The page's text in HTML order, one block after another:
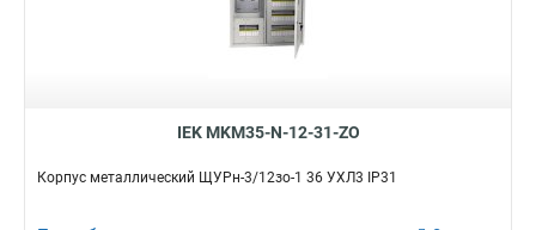
IEK MKM35-N-12-31-ZO
Корпус металлический ЩУРн-3/12зо-1 36 УХЛ3 IP31